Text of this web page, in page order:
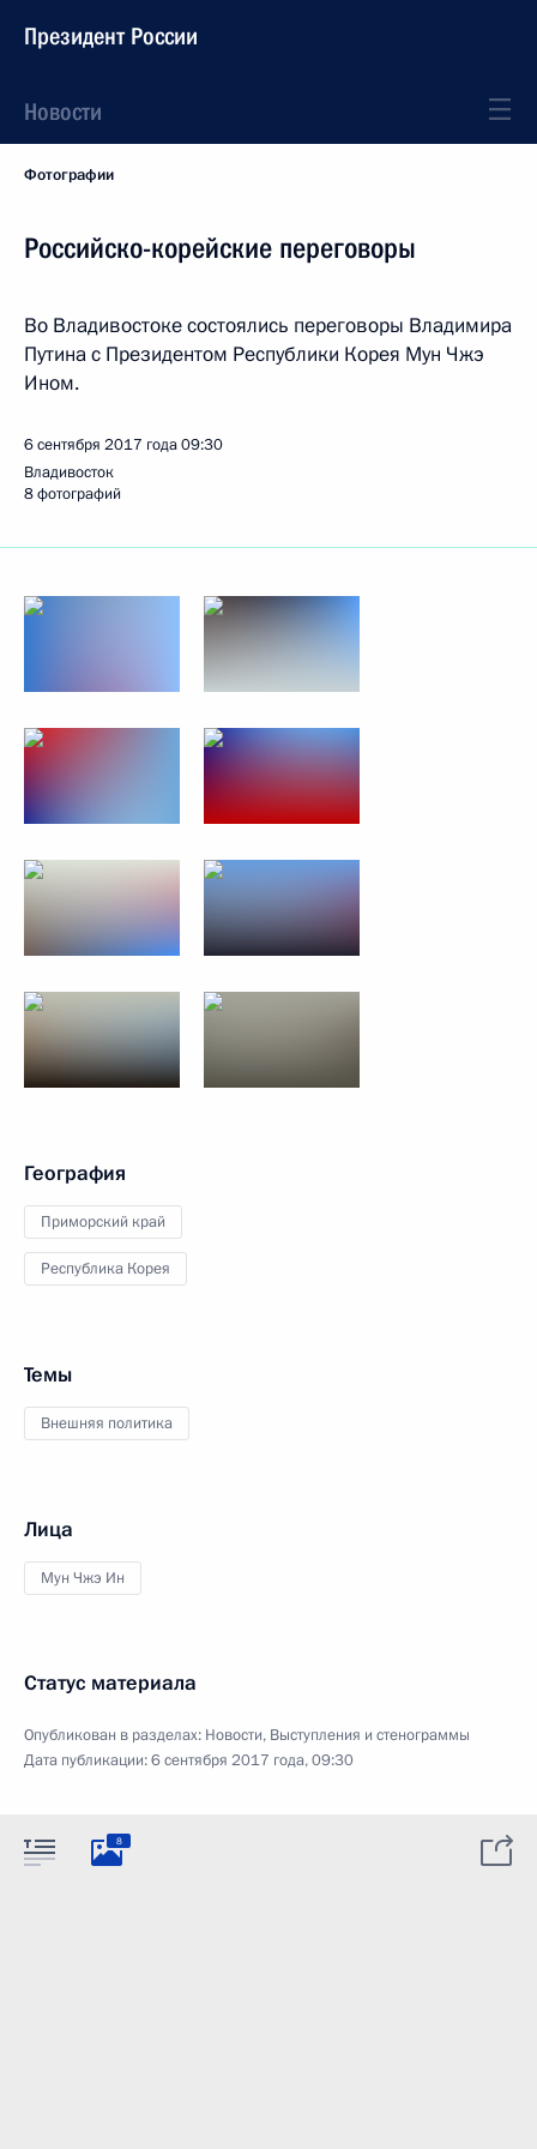
Президент России
Новости
Фотографии
Российско-корейские переговоры
Во Владивостоке состоялись переговоры Владимира
Путина с Президентом Республики Корея Мун Чжэ
Ином.
6 сентября 2017 года09:30
Владивосток
8 фотографий
География
Приморский край
Республика Корея
Темы
Внешняя политика
Лица
Мун Чжэ Ин
Статус материала
Опубликован в разделах: Новости, Выступления и стенограммы
Дата публикации:6 сентября 2017 года, 09:30
8